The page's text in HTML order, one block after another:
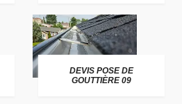
DEVIS POSE DE
GOUTTIÈRE 09